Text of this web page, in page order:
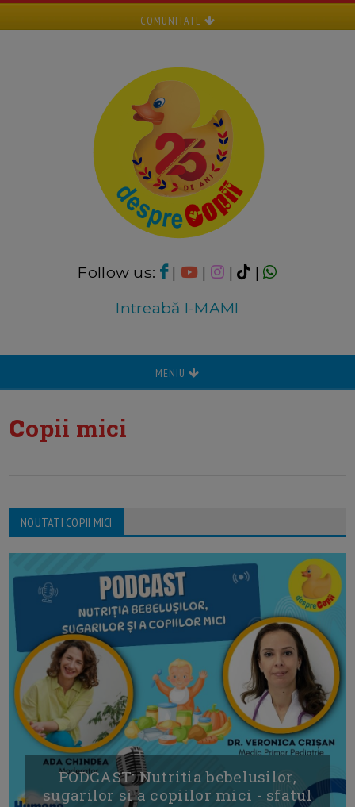
COMUNITATE
Follow us: | | |
|
Intreabă I-MAMI
MENIU
copii mici
NOUTATI COPII MICI
PODCAST: Nutritia bebelusilor,
sugarilor si a copiilor mici - sfatul